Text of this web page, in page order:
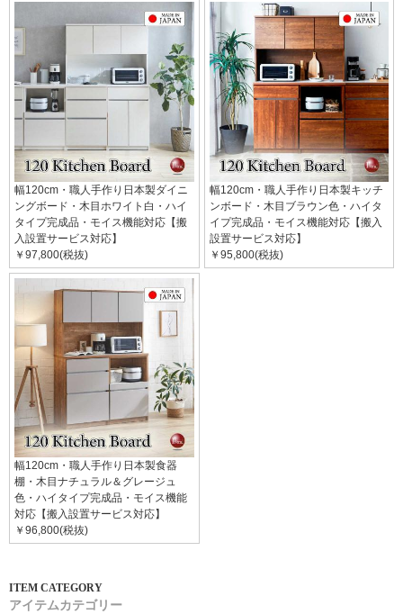
幅120cm・職人手作り日本製ダイニ
ングボード・木目ホワイト白・ハイ
タイプ完成品・モイス機能対応【搬
入設置サービス対応】
￥97,800(税抜)
幅120cm・職人手作り日本製キッチ
ンボード・木目ブラウン色・ハイタ
イプ完成品・モイス機能対応【搬入
設置サービス対応】
￥95,800(税抜)
幅120cm・職人手作り日本製食器
棚・木目ナチュラル＆グレージュ
色・ハイタイプ完成品・モイス機能
対応【搬入設置サービス対応】
￥96,800(税抜)
アイテムカテゴリー